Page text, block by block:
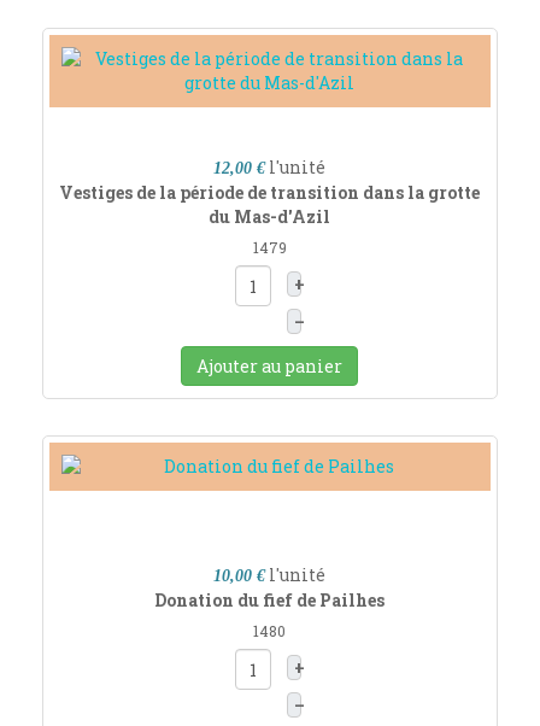
12,00 € l'unité
Vestiges de la période de transition dans la grotte
du Mas-d'Azil
1479
+
–
Ajouter au panier
10,00 € l'unité
Donation du fief de Pailhes
1480
+
–